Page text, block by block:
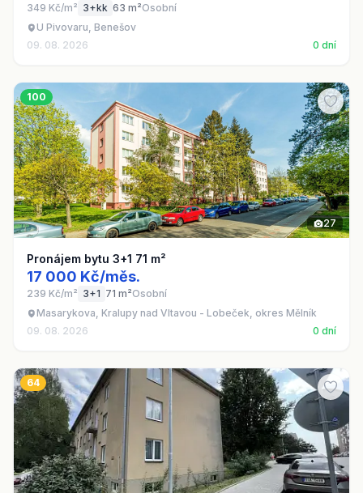
349 Kč/m² 3+kk 63 m²Osobní
U Pivovaru, Benešov
09. 08. 2026
0 dní
100
27
Pronájem bytu 3+1 71 m²
17 000 Kč/měs.
239 Kč/m² 3+1 71 m²Osobní
Masarykova, Kralupy nad Vltavou - Lobeček, okres Mělník
09. 08. 2026
0 dní
64